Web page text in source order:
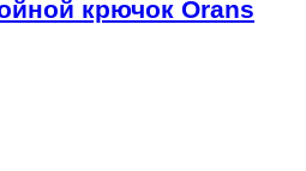
крючок Orans